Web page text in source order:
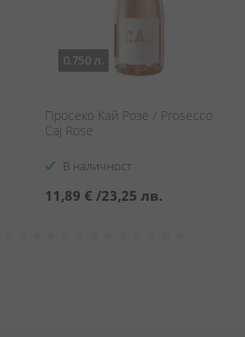
0.750 л.
Просеко Кай Розе / Prosecco
Caj Rose
В наличност
11,89 € /23,25 лв.